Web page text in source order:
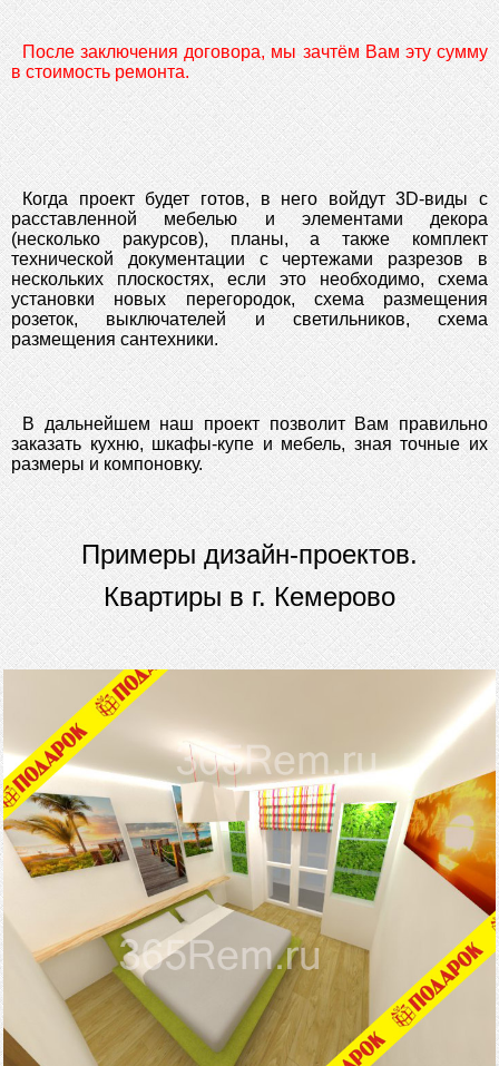
После заключения договора, мы зачтём Вам эту сумму
в стоимость ремонта.
Когда проект будет готов, в него войдут 3D-виды с
расставленной мебелью и элементами декора
(несколько ракурсов), планы, а также комплект
технической документации с чертежами разрезов в
нескольких плоскостях, если это необходимо, схема
установки новых перегородок, схема размещения
розеток, выключателей и светильников, схема
размещения сантехники.
В дальнейшем наш проект позволит Вам правильно
заказать кухню, шкафы-купе и мебель, зная точные их
размеры и компоновку.
Примеры дизайн-проектов.
Квартиры в г. Кемерово